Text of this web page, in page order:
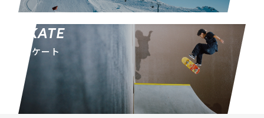
SKATE
スケート